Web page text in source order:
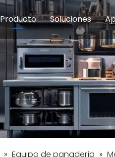
Producto
Equipos de cocina
Soluciones
Escuelas y
Hoteles
» Equipo de panadería »